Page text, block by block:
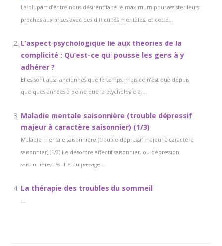
La plupart d’entre nous désirent faire le maximum pour assister leurs
proches aux prises avec des difficultés mentales, et cette...
L’aspect psychologique lié aux théories de la
complicité : Qu’est-ce qui pousse les gens à y
adhérer ?
Elles sont aussi anciennes que le temps, mais ce n’est que depuis
quelques années à peine que la psychologie a...
Maladie mentale saisonnière (trouble dépressif
majeur à caractère saisonnier) (1/3)
Maladie mentale saisonnière (trouble dépressif majeur à caractère
saisonnier) (1/3) Le désordre affectif saisonnier, ou dépression
saisonnière, résulte du passage...
La thérapie des troubles du sommeil
...